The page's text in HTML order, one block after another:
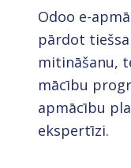
Odoo e-
pārdot
mitināšanu,
mācību
apmācību
ekspertīzi.